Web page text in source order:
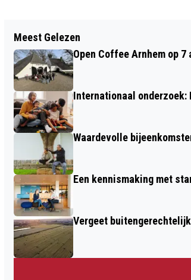
ANYMAL APP WERKT SAMEN
STUDENTEN EN
DIERENWELZIJN
Meest Gelezen
Open Coffee Arnhem op 7
Internationaal onderzoek:
Waardevolle
Een kennismaking met
Vergeet